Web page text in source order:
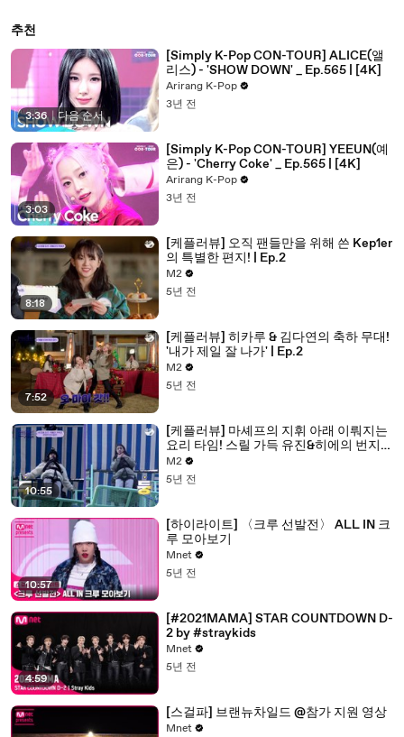
추천
3:36 | 다음 순서
[Simply K-Pop CON-TOUR] ALICE(앨
리스) - 'SHOW DOWN' _ Ep.565 | [4K]
Arirang K-Pop
3년 전
3:03
[Simply K-Pop CON-TOUR] YEEUN(예
은) - 'Cherry Coke' _ Ep.565 | [4K]
Arirang K-Pop
3년 전
8:18
[케플러뷰] 오직 팬들만을 위해 쓴 Kep1er
의 특별한 편지! | Ep.2
M2
5년 전
7:52
[케플러뷰] 히카루 & 김다연의 축하 무대!
'내가 제일 잘 나가' | Ep.2
M2
5년 전
10:55
[케플러뷰] 마셰프의 지휘 아래 이뤄지는
요리 타임! 스릴 가득 유진&히에의 번지
도전의 결과는? | Ep.2
M2
5년 전
10:57
[하이라이트] 〈크루 선발전〉 ALL IN 크
루 모아보기
Mnet
5년 전
4:59
[#2021MAMA] STAR COUNTDOWN D-
2 by #straykids
Mnet
5년 전
[스걸파] 브랜뉴차일드 @참가 지원 영상
Mnet